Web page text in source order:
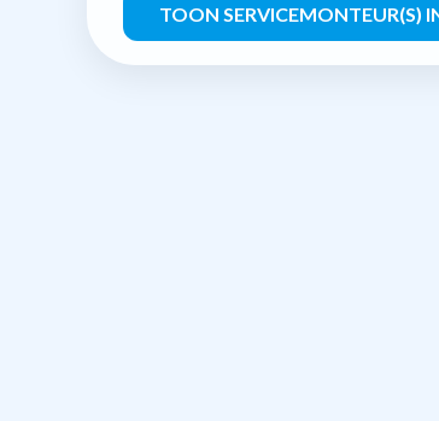
TOON SERVICEMONTEUR(S)